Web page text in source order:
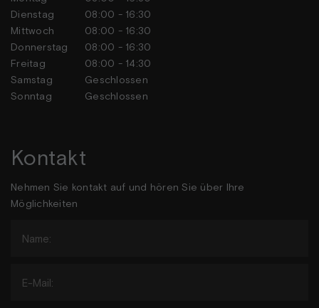
Dienstag
08:00 - 16:30
Mittwoch
08:00 - 16:30
Donnerstag
08:00 - 16:30
Freitag
08:00 - 14:30
Samstag
Geschlossen
Sonntag
Geschlossen
Kontakt
Nehmen Sie kontakt auf und hören Sie über Ihre
Möglichkeiten